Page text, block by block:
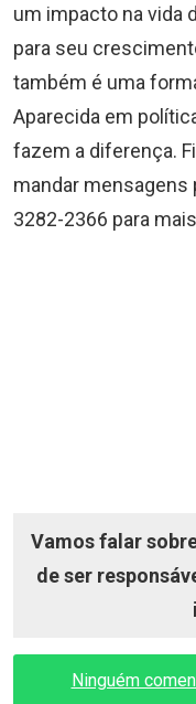
um impacto na vida
para seu
também é uma
Aparecida em
fazem a diferença.
mandar mensagens
3282-2366 para
Vamos falar
de ser
Ninguém